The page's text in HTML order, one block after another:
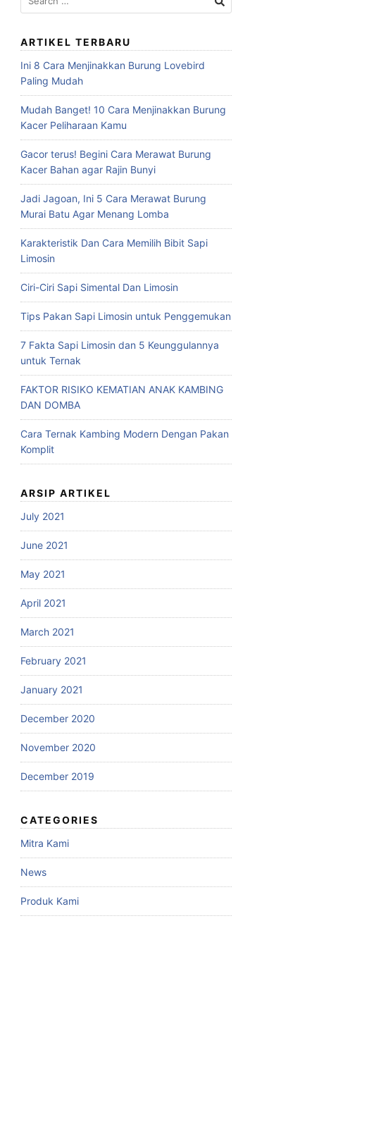
for:
ARTIKEL TERBARU
Ini 8 Cara Menjinakkan Burung Lovebird
Paling Mudah
Mudah Banget! 10 Cara Menjinakkan Burung
Kacer Peliharaan Kamu
Gacor terus! Begini Cara Merawat Burung
Kacer Bahan agar Rajin Bunyi
Jadi Jagoan, Ini 5 Cara Merawat Burung
Murai Batu Agar Menang Lomba
Karakteristik Dan Cara Memilih Bibit Sapi
Limosin
Ciri-Ciri Sapi Simental Dan Limosin
Tips Pakan Sapi Limosin untuk Penggemukan
7 Fakta Sapi Limosin dan 5 Keunggulannya
untuk Ternak
FAKTOR RISIKO KEMATIAN ANAK KAMBING
DAN DOMBA
Cara Ternak Kambing Modern Dengan Pakan
Komplit
ARSIP ARTIKEL
July 2021
June 2021
May 2021
April 2021
March 2021
February 2021
January 2021
December 2020
November 2020
December 2019
CATEGORIES
Mitra Kami
News
Produk Kami